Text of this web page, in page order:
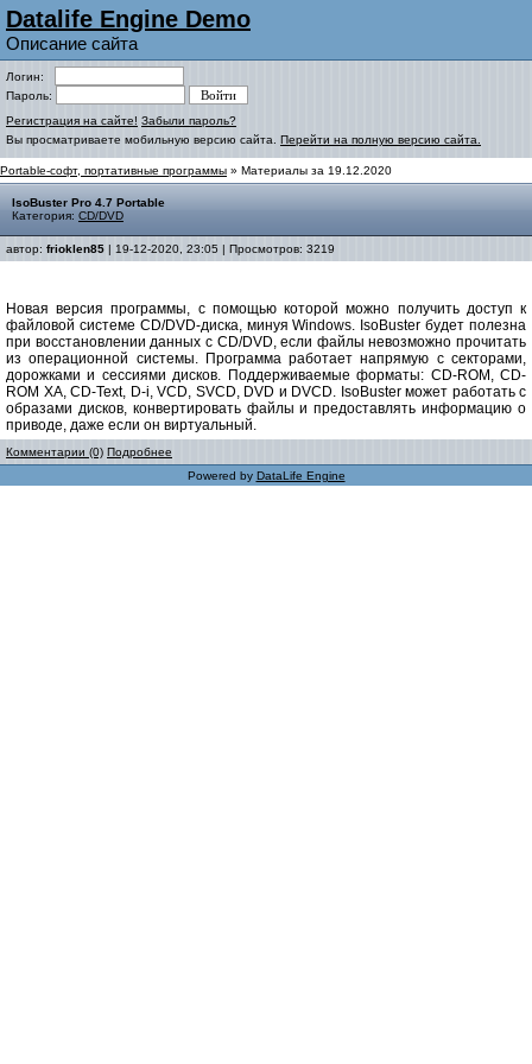
Datalife Engine Demo
Описание сайта
Логин:
Пароль:
Регистрация на сайте! Забыли пароль?
Вы просматриваете мобильную версию сайта. Перейти на полную версию сайта.
Portable-софт, портативные программы » Материалы за 19.12.2020
IsoBuster Pro 4.7 Portable
Категория: CD/DVD
автор: frioklen85 | 19-12-2020, 23:05 | Просмотров: 3219
Новая версия программы, с помощью которой можно получить доступ к
файловой системе CD/DVD-диска, минуя Windows. IsoBuster будет полезна
при восстановлении данных с CD/DVD, если файлы невозможно прочитать
из операционной системы. Программа работает напрямую с секторами,
дорожками и сессиями дисков. Поддерживаемые форматы: CD-ROM, CD-
ROM XA, CD-Text, D-i, VCD, SVCD, DVD и DVCD. IsoBuster может работать с
образами дисков, конвертировать файлы и предоставлять информацию о
приводе, даже если он виртуальный.
Комментарии (0) Подробнее
Powered by DataLife Engine